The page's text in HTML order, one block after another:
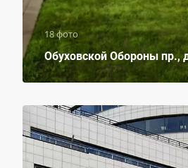
18 фото
Обуховской Обороны пр.,